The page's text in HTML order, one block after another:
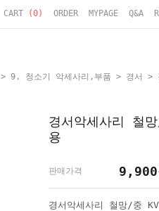
CART (0) ORDER MYPAGE Q&A
> 9. 청소기 악세사리,부품 > 경서 >
경서악세사리 철
용
판매가격 9,900